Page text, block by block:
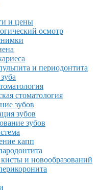
и цены
осмотр
и периодонтита
стоматология
зубов
зубов
зубов
капп
и новообразований